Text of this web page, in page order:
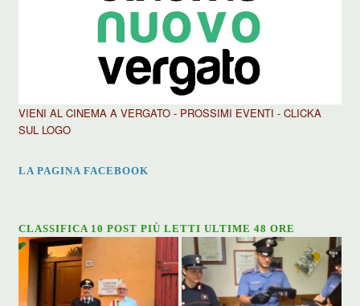
VIENI AL CINEMA A VERGATO - PROSSIMI EVENTI - CLICKA
SUL LOGO
LA PAGINA FACEBOOK
CLASSIFICA 10 POST PIÙ LETTI ULTIME 48 ORE